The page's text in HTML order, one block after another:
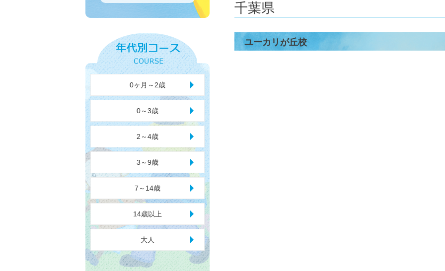
千葉県
ユーカリが丘校
0ヶ月～2歳
0～3歳
2～4歳
3～9歳
7～14歳
14歳以上
大人